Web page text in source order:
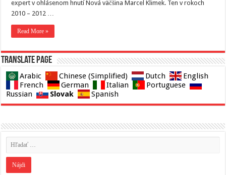
expert v ohlásenom hnutí Nová väčšina Marcel Klimek. Ten v rokoch
2010 – 2012 …
Read More »
Translate page
Arabic Chinese (Simplified) Dutch
English
French
German Italian
Portuguese
Russian
Slovak Spanish